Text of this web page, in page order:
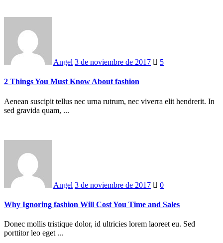
Angel 3 de noviembre de 2017 5
2 Things You Must Know About fashion
Aenean suscipit tellus nec urna rutrum, nec viverra elit hendrerit. In
sed gravida quam, ...
Angel 3 de noviembre de 2017 0
Why Ignoring fashion Will Cost You Time and Sales
Donec mollis tristique dolor, id ultricies lorem laoreet eu. Sed
porttitor leo eget ...